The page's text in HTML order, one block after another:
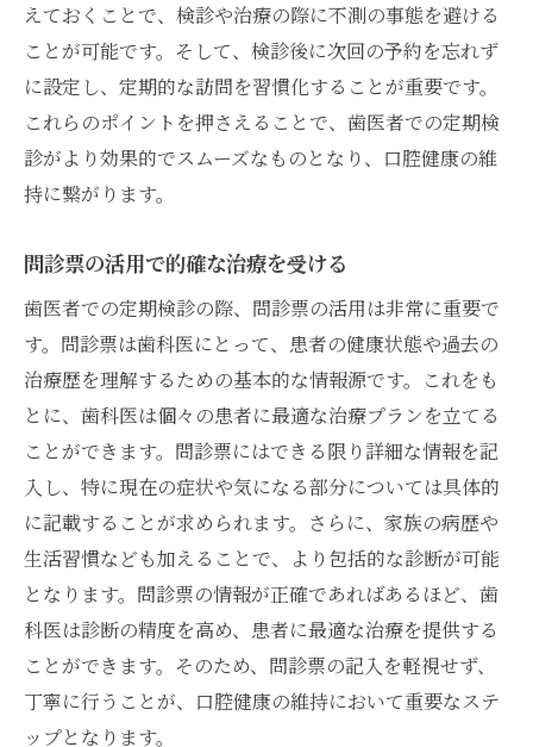
柔軟な診療時間が魅力の歯医者で無理なく定期
検診
夜間診療の活用法
週末診療でライフスタイルに合った通院
シフト制勤務でも通いやすい歯医者
診療時間を事前にチェックするポイント
オフピーク時の利用で待ち時間を短縮
時間の融通が利く歯医者選び
歯医者選びで健康的な口腔環境を手に入れよう
専門医による質の高い治療を受ける
予防歯科に力を入れた医院の特徴
最新技術を導入している歯医者
長期的な口腔ケアプランの提案
患者に優しい医院の選び方
えておくことで、検診や治療の際に不測の事態を避ける
ことが可能です。そして、検診後に次回の予約を忘れず
に設定し、定期的な訪問を習慣化することが重要です。
これらのポイントを押さえることで、歯医者での定期検
診がより効果的でスムーズなものとなり、口腔健康の維
持に繋がります。
問診票の活用で的確な治療を受ける
歯医者での定期検診の際、問診票の活用は非常に重要で
す。問診票は歯科医にとって、患者の健康状態や過去の
治療歴を理解するための基本的な情報源です。これをも
とに、歯科医は個々の患者に最適な治療プランを立てる
ことができます。問診票にはできる限り詳細な情報を記
入し、特に現在の症状や気になる部分については具体的
に記載することが求められます。さらに、家族の病歴や
生活習慣なども加えることで、より包括的な診断が可能
となります。問診票の情報が正確であればあるほど、歯
科医は診断の精度を高め、患者に最適な治療を提供する
ことができます。そのため、問診票の記入を軽視せず、
丁寧に行うことが、口腔健康の維持において重要なステ
ップとなります。